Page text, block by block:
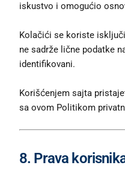
iskustvo i omogućio
Kolačići se koriste
ne sadrže lične podatke
identifikovani.
Korišćenjem sajta
sa ovom Politikom
8. Prava